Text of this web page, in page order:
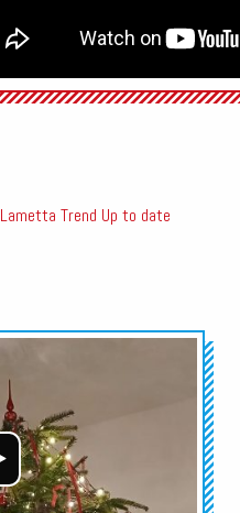
Lametta Trend Up to date
Audio-
Player